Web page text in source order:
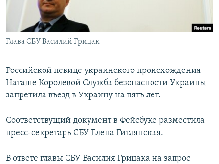
ПОБЕДИТЕЛЕЙ НЕ СУДЯТ?
КРЫМ.НЕПОКОРЕННЫЙ
ELIFBE
ПРИСОЕДИНЯЙТЕСЬ!
Все сайты RFE/RL
Глава СБУ Василий Грицак
Российской певице украинского происхождения
Наташе Королевой Служба безопасности Украины
запретила въезд в Украину на пять лет.
Соответствущий документ в Фейсбуке разместила
пресс-секретарь СБУ Елена Гитлянская.
В ответе главы СБУ Василия Грицака на запрос